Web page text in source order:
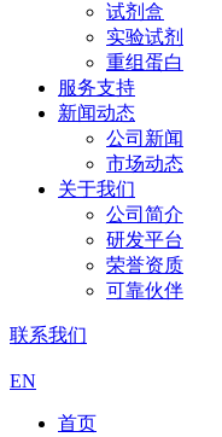
试剂盒
实验试剂
重组蛋白
服务支持
新闻动态
公司新闻
市场动态
关于我们
公司简介
研发平台
荣誉资质
可靠伙伴
联系我们
EN
首页